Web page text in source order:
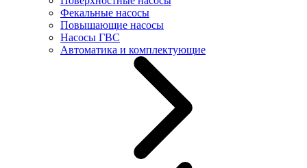
Фекальные насосы
Повышающие насосы
Насосы ГВС
Автоматика и комплектующие